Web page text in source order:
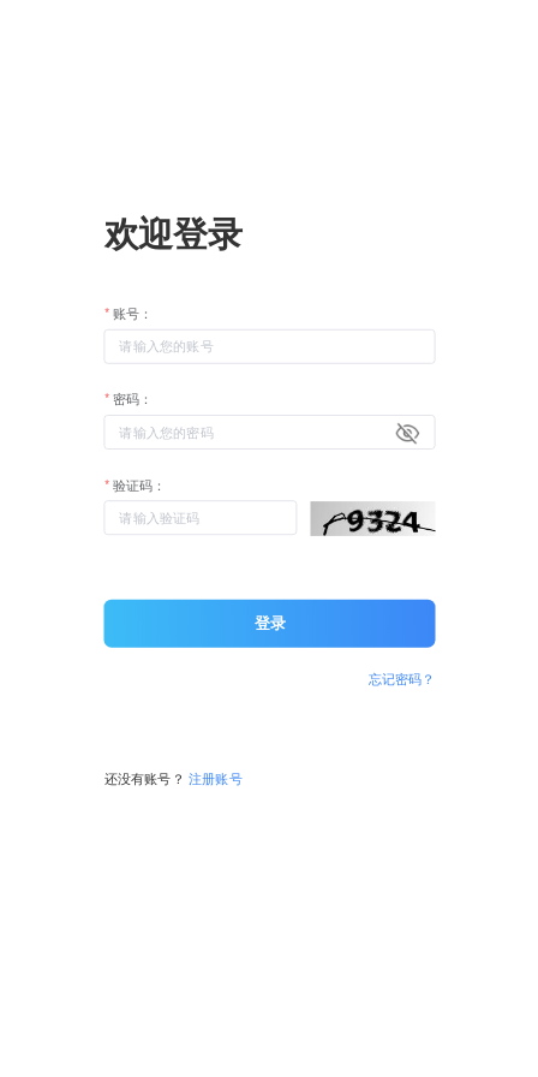
欢迎登录
账号：
密码：
验证码：
登录
忘记密码？
还没有账号？ 注册账号